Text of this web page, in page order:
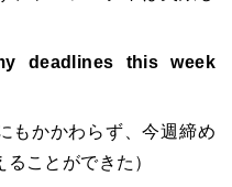
deadlines this week
もかかわらず、今週締め
ことができた）